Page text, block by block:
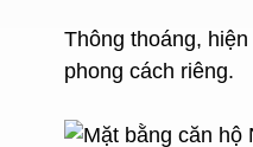
Thông thoáng,
phong cách riêng.